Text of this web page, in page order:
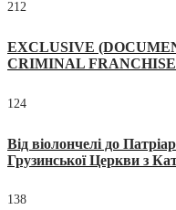
212
EXCLUSIVE
CRIMINAL
124
Від віолончелі до
Грузинської Церкви з
138